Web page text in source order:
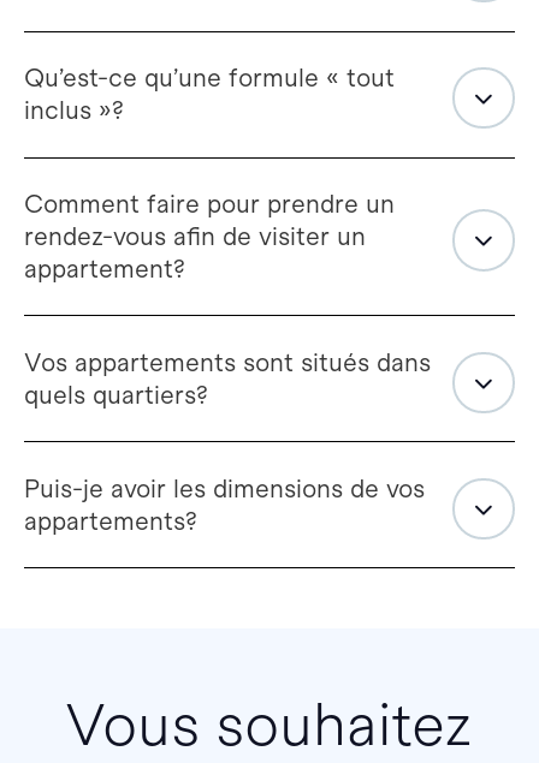
Qu’est-ce qu’une formule « tout
inclus »?
Comment faire pour prendre un
rendez-vous afin de visiter un
appartement?
Vos appartements sont situés dans
quels quartiers?
Puis-je avoir les dimensions de vos
appartements?
Vous souhaitez